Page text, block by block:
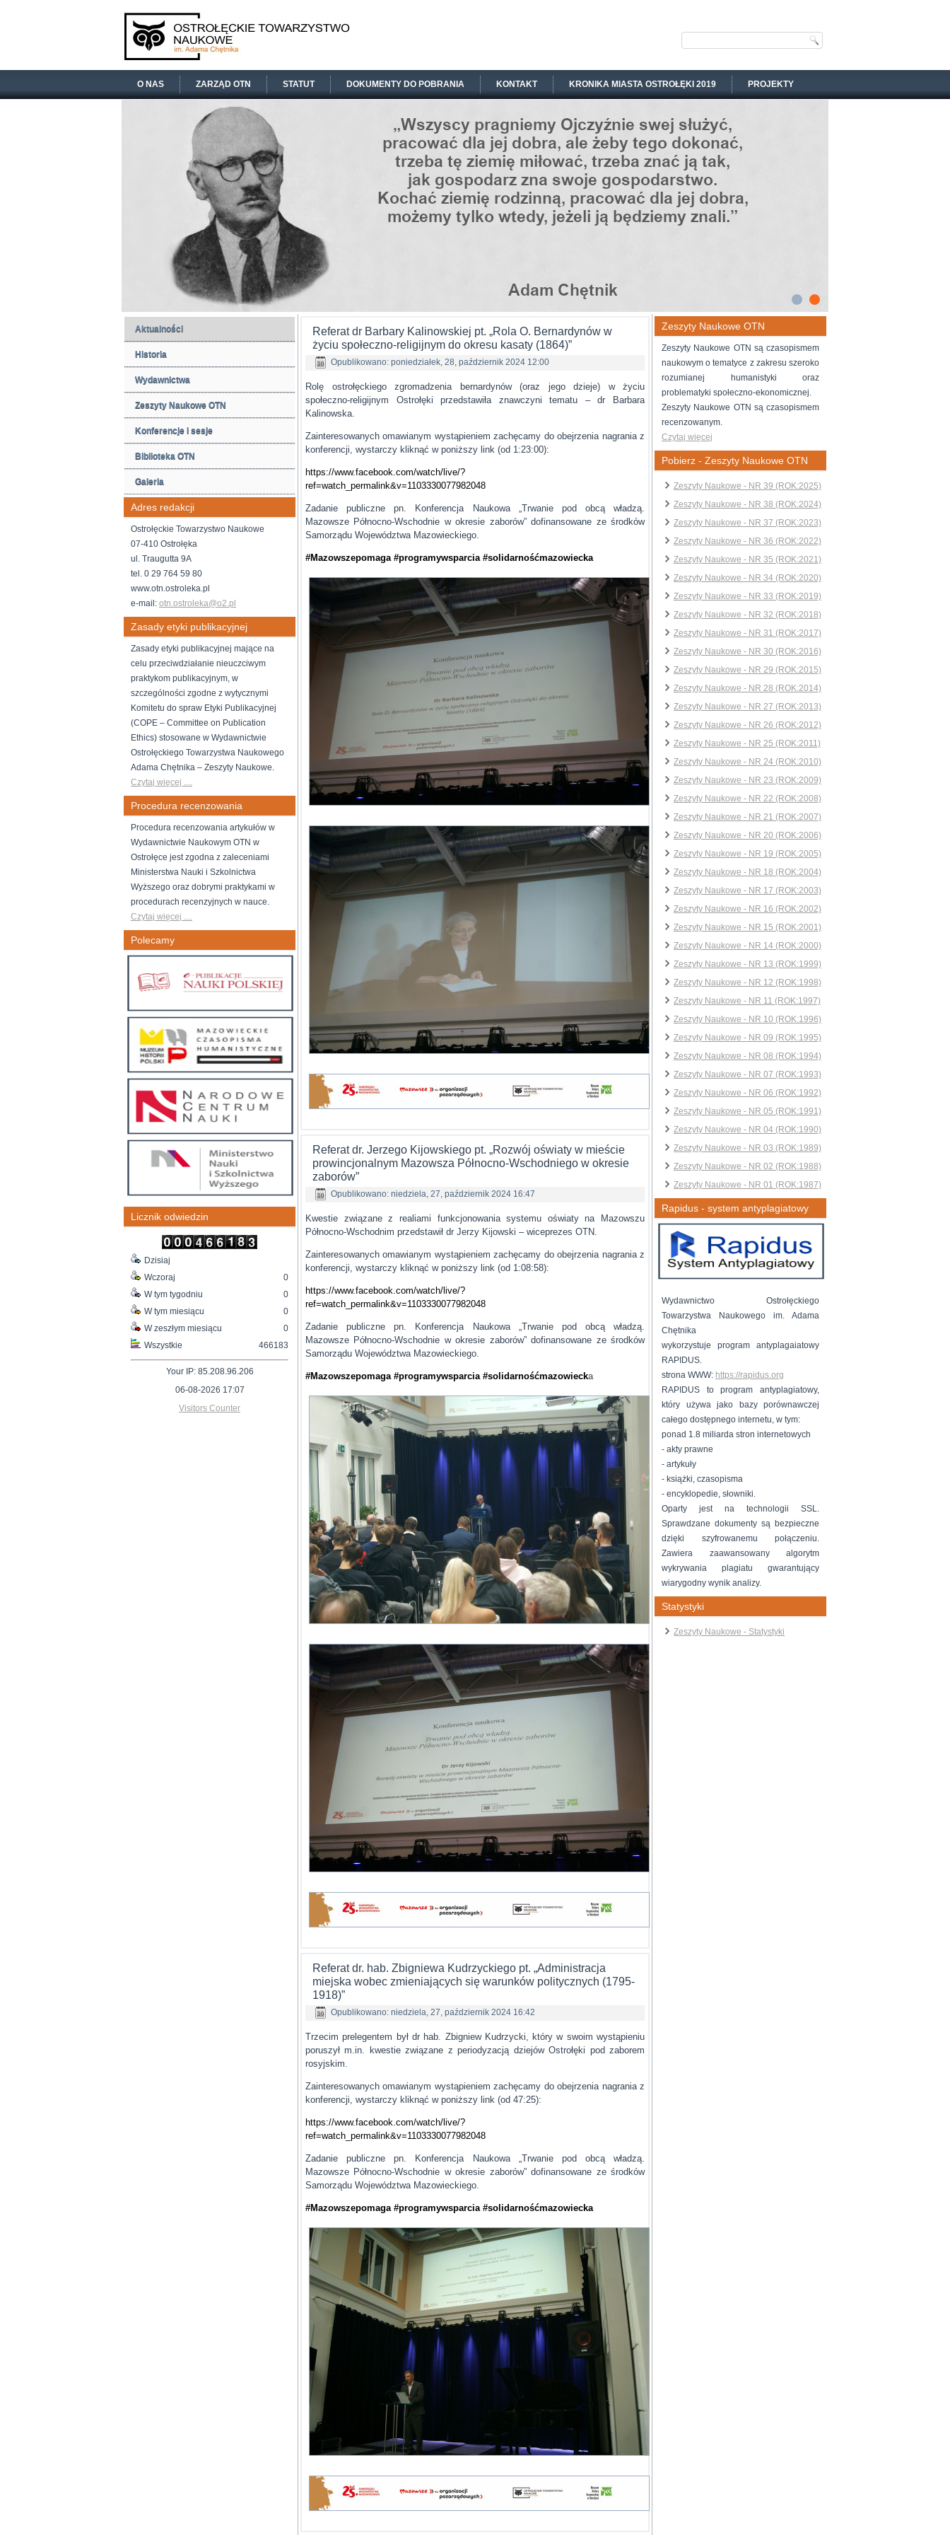
O NAS ZARZĄD OTN STATUT DOKUMENTY DO POBRANIA KONTAKT KRONIKA MIASTA OSTROŁĘKI 2019 PROJEKTY
Aktualności
Historia
Wydawnictwa
Zeszyty Naukowe OTN
Konferencje i sesje
Biblioteka OTN
Galeria
Adres redakcji
Ostrołęckie Towarzystwo Naukowe
07-410 Ostrołęka
ul. Traugutta 9A
tel. 0 29 764 59 80
www.otn.ostroleka.pl
e-mail: otn.ostroleka@o2.pl
Zasady etyki publikacyjnej
Zasady etyki publikacyjnej mające na
celu przeciwdziałanie nieuczciwym
praktykom publikacyjnym, w
szczególności zgodne z wytycznymi
Komitetu do spraw Etyki Publikacyjnej
(COPE – Committee on Publication
Ethics) stosowane w Wydawnictwie
Ostrołęckiego Towarzystwa Naukowego
Adama Chętnika – Zeszyty Naukowe.
Czytaj więcej ....
Procedura recenzowania
Procedura recenzowania artykułów w
Wydawnictwie Naukowym OTN w
Ostrołęce jest zgodna z zaleceniami
Ministerstwa Nauki i Szkolnictwa
Wyższego oraz dobrymi praktykami w
procedurach recenzyjnych w nauce.
Czytaj więcej ....
Polecamy
Licznik odwiedzin
Dzisiaj
Wczoraj
W tym tygodniu
W tym miesiącu
W zeszłym miesiącu
Wszystkie
0
0
0
0
466183
Your IP: 85.208.96.206
06-08-2026 17:07
Visitors Counter
Referat dr Barbary Kalinowskiej pt. „Rola O. Bernardynów w
życiu społeczno-religijnym do okresu kasaty (1864)”
Opublikowano: poniedziałek, 28, październik 2024 12:00
Rolę ostrołęckiego zgromadzenia bernardynów (oraz jego dzieje) w życiu
społeczno-religijnym Ostrołęki przedstawiła znawczyni tematu – dr Barbara
Kalinowska.
Zainteresowanych omawianym wystąpieniem zachęcamy do obejrzenia nagrania z
konferencji, wystarczy kliknąć w poniższy link (od 1:23:00):
https://www.facebook.com/watch/live/?
ref=watch_permalink&v=1103330077982048
Zadanie publiczne pn. Konferencja Naukowa „Trwanie pod obcą władzą.
Mazowsze Północno-Wschodnie w okresie zaborów” dofinansowane ze środków
Samorządu Województwa Mazowieckiego.
#Mazowszepomaga #programywsparcia #solidarnośćmazowiecka
Referat dr. Jerzego Kijowskiego pt. „Rozwój oświaty w mieście
prowincjonalnym Mazowsza Północno-Wschodniego w okresie
zaborów”
Opublikowano: niedziela, 27, październik 2024 16:47
Kwestie związane z realiami funkcjonowania systemu oświaty na Mazowszu
Północno-Wschodnim przedstawił dr Jerzy Kijowski – wiceprezes OTN.
Zainteresowanych omawianym wystąpieniem zachęcamy do obejrzenia nagrania z
konferencji, wystarczy kliknąć w poniższy link (od 1:08:58):
https://www.facebook.com/watch/live/?
ref=watch_permalink&v=1103330077982048
Zadanie publiczne pn. Konferencja Naukowa „Trwanie pod obcą władzą.
Mazowsze Północno-Wschodnie w okresie zaborów” dofinansowane ze środków
Samorządu Województwa Mazowieckiego.
#Mazowszepomaga #programywsparcia #solidarnośćmazowiecka
Referat dr. hab. Zbigniewa Kudrzyckiego pt. „Administracja
miejska wobec zmieniających się warunków politycznych (1795-
1918)”
Opublikowano: niedziela, 27, październik 2024 16:42
Trzecim prelegentem był dr hab. Zbigniew Kudrzycki, który w swoim wystąpieniu
poruszył m.in. kwestie związane z periodyzacją dziejów Ostrołęki pod zaborem
rosyjskim.
Zainteresowanych omawianym wystąpieniem zachęcamy do obejrzenia nagrania z
konferencji, wystarczy kliknąć w poniższy link (od 47:25):
https://www.facebook.com/watch/live/?
ref=watch_permalink&v=1103330077982048
Zadanie publiczne pn. Konferencja Naukowa „Trwanie pod obcą władzą.
Mazowsze Północno-Wschodnie w okresie zaborów” dofinansowane ze środków
Samorządu Województwa Mazowieckiego.
#Mazowszepomaga #programywsparcia #solidarnośćmazowiecka
Zeszyty Naukowe OTN
Zeszyty Naukowe OTN są czasopismem
naukowym o tematyce z zakresu szeroko
rozumianej humanistyki oraz
problematyki społeczno-ekonomicznej.
Zeszyty Naukowe OTN są czasopismem
recenzowanym.
Czytaj więcej
Pobierz - Zeszyty Naukowe OTN
Zeszyty Naukowe - NR 39 (ROK:2025)
Zeszyty Naukowe - NR 38 (ROK:2024)
Zeszyty Naukowe - NR 37 (ROK:2023)
Zeszyty Naukowe - NR 36 (ROK:2022)
Zeszyty Naukowe - NR 35 (ROK:2021)
Zeszyty Naukowe - NR 34 (ROK:2020)
Zeszyty Naukowe - NR 33 (ROK:2019)
Zeszyty Naukowe - NR 32 (ROK:2018)
Zeszyty Naukowe - NR 31 (ROK:2017)
Zeszyty Naukowe - NR 30 (ROK:2016)
Zeszyty Naukowe - NR 29 (ROK:2015)
Zeszyty Naukowe - NR 28 (ROK:2014)
Zeszyty Naukowe - NR 27 (ROK:2013)
Zeszyty Naukowe - NR 26 (ROK:2012)
Zeszyty Naukowe - NR 25 (ROK:2011)
Zeszyty Naukowe - NR 24 (ROK:2010)
Zeszyty Naukowe - NR 23 (ROK:2009)
Zeszyty Naukowe - NR 22 (ROK:2008)
Zeszyty Naukowe - NR 21 (ROK:2007)
Zeszyty Naukowe - NR 20 (ROK:2006)
Zeszyty Naukowe - NR 19 (ROK:2005)
Zeszyty Naukowe - NR 18 (ROK:2004)
Zeszyty Naukowe - NR 17 (ROK:2003)
Zeszyty Naukowe - NR 16 (ROK:2002)
Zeszyty Naukowe - NR 15 (ROK:2001)
Zeszyty Naukowe - NR 14 (ROK:2000)
Zeszyty Naukowe - NR 13 (ROK:1999)
Zeszyty Naukowe - NR 12 (ROK:1998)
Zeszyty Naukowe - NR 11 (ROK:1997)
Zeszyty Naukowe - NR 10 (ROK:1996)
Zeszyty Naukowe - NR 09 (ROK:1995)
Zeszyty Naukowe - NR 08 (ROK:1994)
Zeszyty Naukowe - NR 07 (ROK:1993)
Zeszyty Naukowe - NR 06 (ROK:1992)
Zeszyty Naukowe - NR 05 (ROK:1991)
Zeszyty Naukowe - NR 04 (ROK:1990)
Zeszyty Naukowe - NR 03 (ROK:1989)
Zeszyty Naukowe - NR 02 (ROK:1988)
Zeszyty Naukowe - NR 01 (ROK:1987)
Rapidus - system antyplagiatowy
Wydawnictwo Ostrołęckiego
Towarzystwa Naukowego im. Adama
Chętnika
wykorzystuje program antyplagaiatowy
RAPIDUS.
strona WWW: https://rapidus.org
RAPIDUS to program antyplagiatowy,
który używa jako bazy porównawczej
całego dostępnego internetu, w tym:
ponad 1.8 miliarda stron internetowych
- akty prawne
- artykuły
- książki, czasopisma
- encyklopedie, słowniki.
Oparty jest na technologii SSL.
Sprawdzane dokumenty są bezpieczne
dzięki szyfrowanemu połączeniu.
Zawiera zaawansowany algorytm
wykrywania plagiatu gwarantujący
wiarygodny wynik analizy.
Statystyki
Zeszyty Naukowe - Statystyki